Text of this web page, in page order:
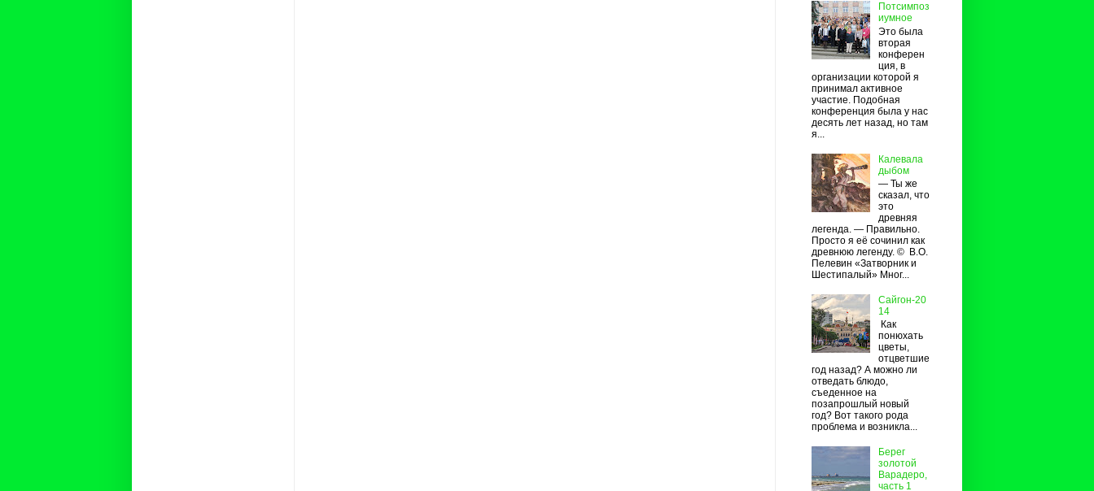
Потсимпоз
иумное
Это была
вторая
конферен
ция, в
организации которой я
принимал активное
участие. Подобная
конференция была у нас
десять лет назад, но там
я...
Калевала
дыбом
— Ты же
сказал, что
это
древняя
легенда. — Правильно.
Просто я её сочинил как
древнюю легенду. © В.О.
Пелевин «Затворник и
Шестипалый» Мног...
Сайгон-20
14
Как
понюхать
цветы,
отцветшие
год назад? А можно ли
отведать блюдо,
съеденное на
позапрошлый новый
год? Вот такого рода
проблема и возникла...
Берег
золотой
Варадеро,
часть 1